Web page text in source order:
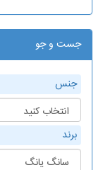
جست و جو
جنس
برند